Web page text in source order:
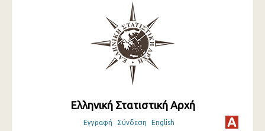
Ελληνική Στατιστική Αρχή
Εγγραφή Σύνδεση English